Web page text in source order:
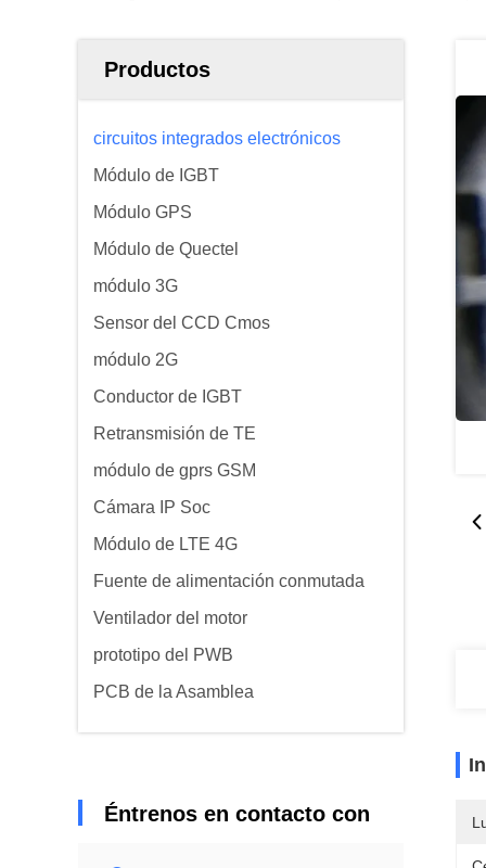
Productos
circuitos integrados electrónicos
Módulo de IGBT
Módulo GPS
Módulo de Quectel
módulo 3G
Sensor del CCD Cmos
módulo 2G
Conductor de IGBT
Retransmisión de TE
módulo de gprs GSM
Cámara IP Soc
Módulo de LTE 4G
Fuente de alimentación conmutada
Ventilador del motor
prototipo del PWB
PCB de la Asamblea
Éntrenos en contacto con